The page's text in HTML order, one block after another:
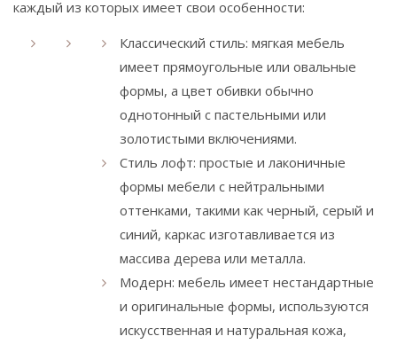
каждый из которых имеет свои особенности:
Классический стиль: мягкая мебель
имеет прямоугольные или овальные
формы, а цвет обивки обычно
однотонный с пастельными или
золотистыми включениями.
Стиль лофт: простые и лаконичные
формы мебели с нейтральными
оттенками, такими как черный, серый и
синий, каркас изготавливается из
массива дерева или металла.
Модерн: мебель имеет нестандартные
и оригинальные формы, используются
искусственная и натуральная кожа,